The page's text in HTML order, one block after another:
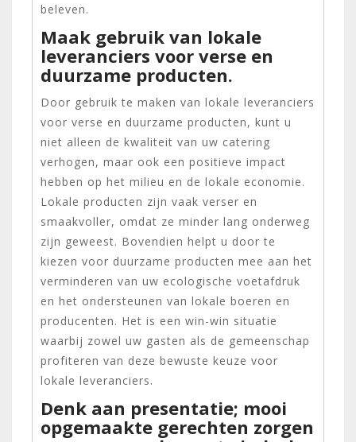
beleven.
Maak gebruik van lokale
leveranciers voor verse en
duurzame producten.
Door gebruik te maken van lokale leveranciers
voor verse en duurzame producten, kunt u
niet alleen de kwaliteit van uw catering
verhogen, maar ook een positieve impact
hebben op het milieu en de lokale economie.
Lokale producten zijn vaak verser en
smaakvoller, omdat ze minder lang onderweg
zijn geweest. Bovendien helpt u door te
kiezen voor duurzame producten mee aan het
verminderen van uw ecologische voetafdruk
en het ondersteunen van lokale boeren en
producenten. Het is een win-win situatie
waarbij zowel uw gasten als de gemeenschap
profiteren van deze bewuste keuze voor
lokale leveranciers.
Denk aan presentatie; mooi
opgemaakte gerechten zorgen